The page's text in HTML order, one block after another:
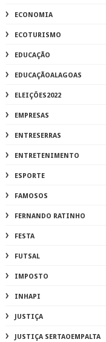
ECONOMIA
ECOTURISMO
EDUCAÇÃO
EDUCAÇÃOALAGOAS
ELEIÇÕES2022
EMPRESAS
ENTRESERRAS
ENTRETENIMENTO
ESPORTE
FAMOSOS
FERNANDO RATINHO
FESTA
FUTSAL
IMPOSTO
INHAPI
JUSTIÇA
JUSTIÇA SERTAOEMPALTA